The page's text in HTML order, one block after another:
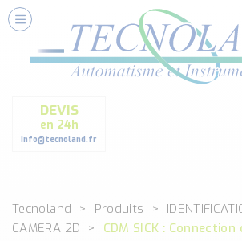
DEVIS
en 24h
info@tecnoland.fr
Nos Services
Conseils et Fourniture
Formation et Assistance
Architecture I-O Link multi fabricants
Classé par catégorie
DEBIT
Tecnoland Produits
CAMERA 2D
CDM SICK :